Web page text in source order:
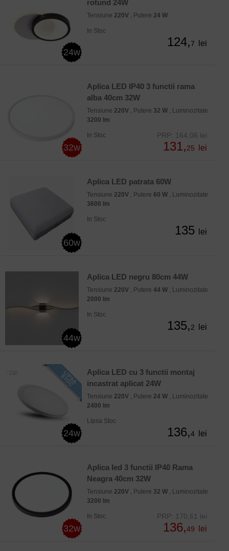
24w
rotund 24W
Tensiune 220V , Putere 24 W
In Stoc
124,7 lei
32w
Aplica LED IP40 3 functii rama
alba 40cm 32W
Tensiune 220V , Putere 32 W , Luminozitate
3200 lm
In Stoc PRP: 164,06 lei
131,25 lei
60w
Aplica LED patrata 60W
Tensiune 220V , Putere 60 W , Luminozitate
3600 lm
In Stoc
135 lei
44w
Aplica LED negru 80cm 44W
Tensiune 220V , Putere 44 W , Luminozitate
2000 lm
In Stoc
135,2 lei
24w
Aplica LED cu 3 functii montaj
incastrat aplicat 24W
Tensiune 220V , Putere 24 W , Luminozitate
2400 lm
Lipsa Stoc
136,4 lei
32w
Aplica led 3 functii IP40 Rama
Neagra 40cm 32W
Tensiune 220V , Putere 32 W , Luminozitate
3200 lm
In Stoc PRP: 170,61 lei
136,49 lei